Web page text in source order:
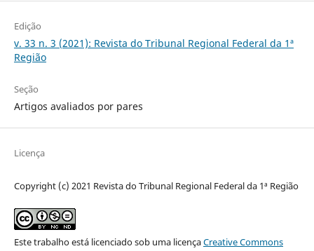
Edição
v. 33 n. 3 (2021): Revista do Tribunal Regional Federal da 1ª
Região
Seção
Artigos avaliados por pares
Licença
Copyright (c) 2021 Revista do Tribunal Regional Federal da 1ª Região
Este trabalho está licenciado sob uma licençaCreative Commons